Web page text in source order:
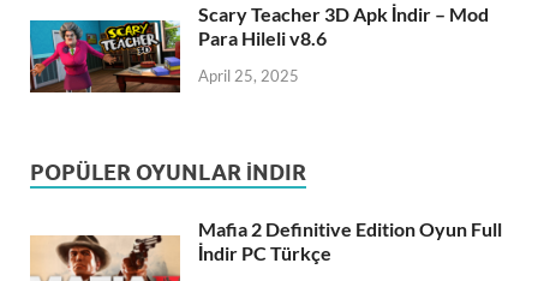
Scary Teacher 3D Apk İndir – Mod
Para Hileli v8.6
April 25, 2025
POPÜLER OYUNLAR İNDIR
Mafia 2 Definitive Edition Oyun Full
İndir PC Türkçe